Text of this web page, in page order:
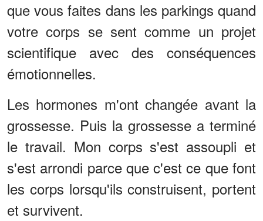
que vous faites dans les parkings quand
votre corps se sent comme un projet
scientifique avec des conséquences
émotionnelles.
Les hormones m'ont changée avant la
grossesse. Puis la grossesse a terminé
le travail. Mon corps s'est assoupli et
s'est arrondi parce que c'est ce que font
les corps lorsqu'ils construisent, portent
et survivent.